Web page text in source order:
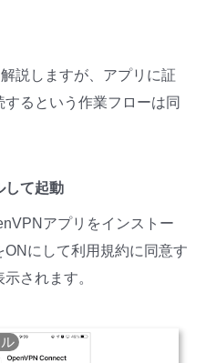
説しますが、アプリに証
るという作業フローは同
して起動
アプリをインストー
ONにして利用規約に同意す
されます。